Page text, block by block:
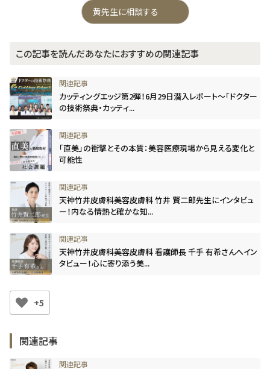
黄先生に相談する
この記事を読んだあなたにおすすめの関連記事
カッティングエッジ第2弾！6月29日潜入レポート～「ドクター
の技術祭典・カッティ...
「直美」の衝撃とその本質：美容医療現場から見える変化と
可能性
天神竹井皮膚科美容皮膚科 竹井 賢二郎先生にインタビュ
ー！内なる情熱と確かな知...
天神竹井皮膚科美容皮膚科 看護師長 千手 有希さんへイン
タビュー！心に寄り添う美...
+5
関連記事